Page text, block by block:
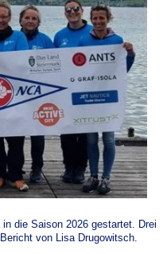
die Saison 2026 gestartet. Drei
von Lisa Drugowitsch.